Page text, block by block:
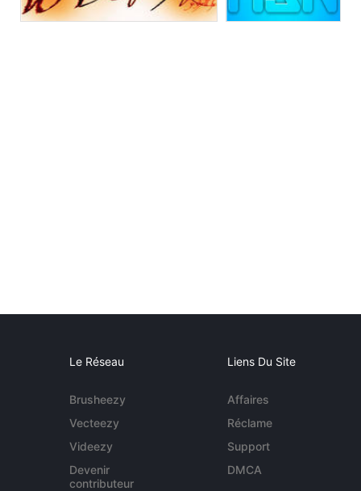
Le Réseau
Brusheezy
Vecteezy
Videezy
Devenir
contributeur
Liens Du Site
Affaires
Réclame
Support
DMCA